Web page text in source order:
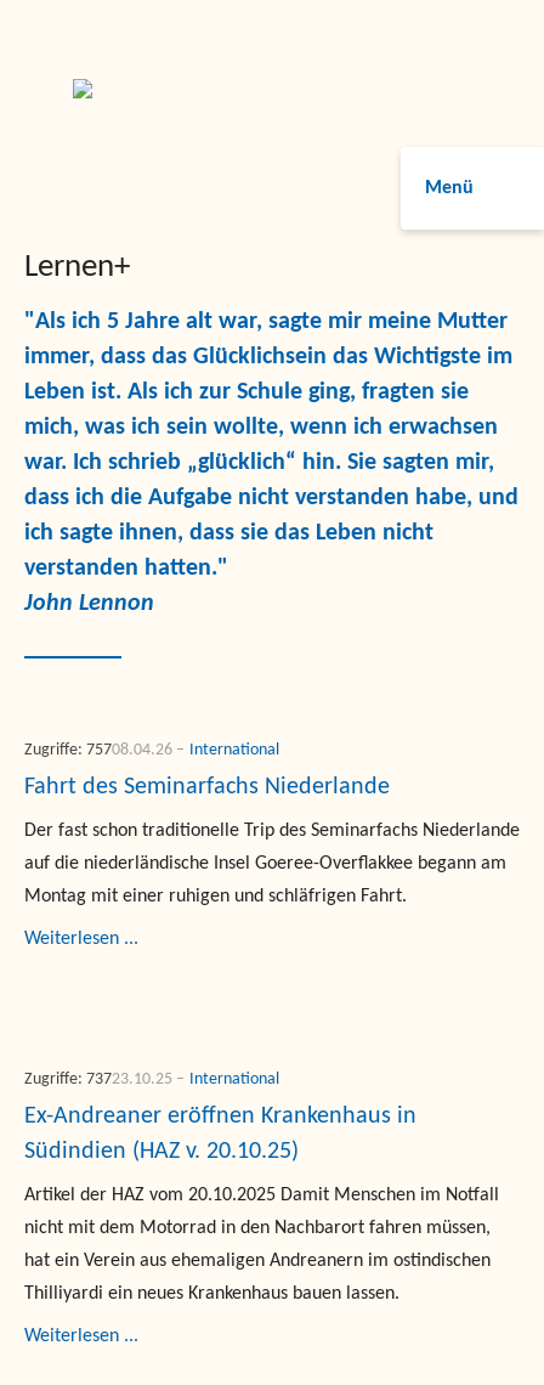
Menü
Lernen+
"Als ich 5 Jahre alt war, sagte mir meine Mutter
immer, dass das Glücklichsein das Wichtigste im
Leben ist. Als ich zur Schule ging, fragten sie
mich, was ich sein wollte, wenn ich erwachsen
war. Ich schrieb „glücklich“ hin. Sie sagten mir,
dass ich die Aufgabe nicht verstanden habe, und
ich sagte ihnen, dass sie das Leben nicht
verstanden hatten."
John Lennon
Fahrt des Seminarfachs Niederlande
Der fast schon traditionelle Trip des Seminarfachs Niederlande
auf die niederländische Insel Goeree-Overflakkee begann am
Montag mit einer ruhigen und schläfrigen Fahrt.
International
08.04.26
Zugriffe: 757
Weiterlesen ...
Ex-Andreaner eröffnen Krankenhaus in
Südindien (HAZ v. 20.10.25)
Artikel der HAZ vom 20.10.2025 Damit Menschen im Notfall
nicht mit dem Motorrad in den Nachbarort fahren müssen,
hat ein Verein aus ehemaligen Andreanern im ostindischen
Thilliyardi ein neues Krankenhaus bauen lassen.
International
23.10.25
Zugriffe: 737
Weiterlesen ...